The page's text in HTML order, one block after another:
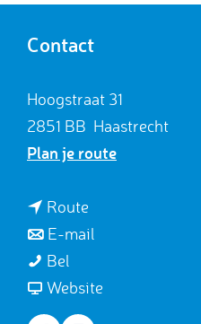
Contact
Hoogstraat 31
2851 BB Haastrecht
Plan je routen
Route
a
r
M
E-mail
a
Bel
u
s
Website